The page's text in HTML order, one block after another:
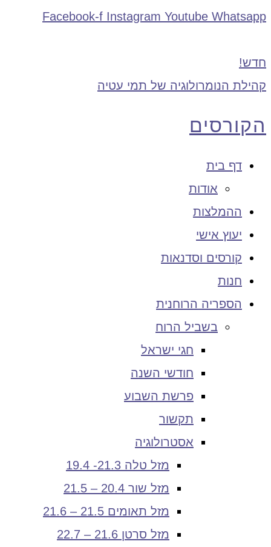
Facebook-f Instagram Youtube Whatsapp
חדש!
קהילת הנומרולוגיה של תמי עטיה
הקורסים
דף בית
אודות
ההמלצות
יעוץ אישי
קורסים וסדנאות
חנות
הספריה הרוחנית
בשביל הרוח
חגי ישראל
חודשי השנה
פרשת השבוע
תקשור
אסטרולוגיה
מזל טלה 21.3- 19.4
מזל שור 20.4 – 21.5
מזל תאומים 21.5 – 21.6
מזל סרטן 21.6 – 22.7